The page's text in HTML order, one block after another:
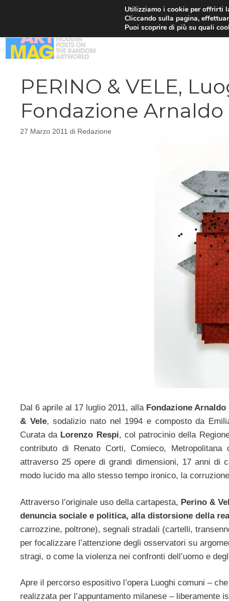
PERINO & VELE,
Fondazione
27 Marzo 2011 di Redazione
Dal 6 aprile al 17 luglio 2011, allaFondazione Arnaldo
& Vele, sodalizio nato nel 1994 e composto da
Curata da Lorenzo Respi, col patrocinio della
contributo di Renato Corti, Comieco,
attraverso 25 opere di grandi dimensioni, 17 anni di
modo lucido ma allo stesso tempo ironico, la
Attraverso l’originale uso della cartapesta, Perino &
denuncia sociale e politica, alla distorsione della
carrozzine, poltrone), segnali stradali (cartelli,
per focalizzare l’attenzione degli osservatori su
stragi, o come la violenza nei confronti dell’uomo e
Apre il percorso espositivo l’opera Luoghi comuni –
realizzata per l’appuntamento milanese – liberamente
Utilizziamo i cookie per offrirti
Cliccando sulla pagina,
Puoi scoprire di più su quali